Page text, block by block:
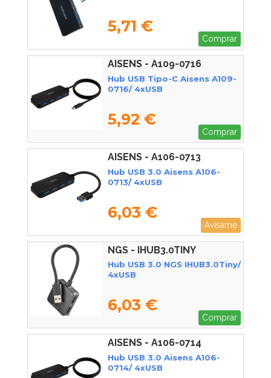
5,71 €
Comprar
AISENS - A109-0716
Hub USB Tipo-C Aisens A109-
0716/ 4xUSB
5,92 €
Comprar
AISENS - A106-0713
Hub USB 3.0 Aisens A106-
0713/ 4xUSB
6,03 €
Avísame
NGS - IHUB3.0TINY
Hub USB 3.0 NGS IHUB3.0Tiny/
4xUSB
6,03 €
Comprar
AISENS - A106-0714
Hub USB 3.0 Aisens A106-
0714/ 4xUSB